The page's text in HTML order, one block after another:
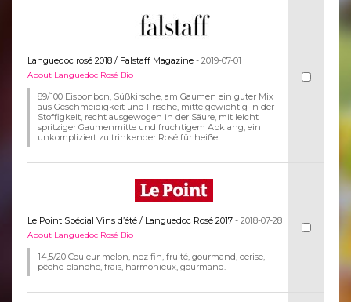
Languedoc rosé 2018 / Falstaff Magazine - 2019-07-01
About Languedoc Rosé Bio
89/100 Eisbonbon, Süßkirsche, am Gaumen ein guter Mix
aus Geschmeidigkeit und Frische, mittelgewichtig in der
Stoffigkeit, recht ausgewogen in der Säure, mit leicht
spritziger Gaumenmitte und fruchtigem Abklang, ein
unkompliziert zu trinkender Rosé für heiße.
Le Point Spécial Vins d’été / Languedoc Rosé 2017 - 2018-07-28
About Languedoc Rosé Bio
14,5/20 Couleur melon, nez fin, fruité, gourmand, cerise,
pêche blanche, frais, harmonieux, gourmand.